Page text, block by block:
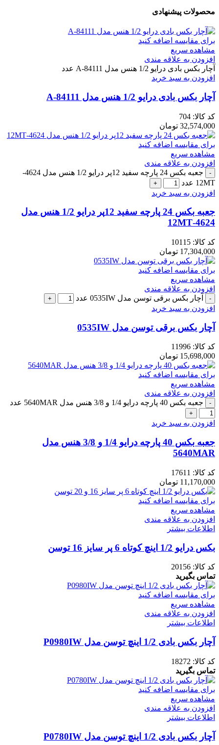
محصولات پیشنهادی
برای مقایسه اضافه کنید
مشاهده سریع
افزودن به علاقه مندی
آچار بکس بادی درایو 1/2 هنس مدل A-84111 عدد
افزودن به سبد خرید
آچار بکس بادی درایو 1/2 هنس مدل A-84111
کد کالا: 704
32,574,000 تومان
برای مقایسه اضافه کنید
مشاهده سریع
افزودن به علاقه مندی
جعبه بکس 24 پارچه سفید 12پر درایو 1/2 هنس مدل 4624-
12MT عدد
افزودن به سبد خرید
جعبه بکس 24 پارچه سفید 12پر درایو 1/2 هنس مدل
4624-12MT
کد کالا: 10115
17,304,000 تومان
برای مقایسه اضافه کنید
مشاهده سریع
افزودن به علاقه مندی
آچار بکس برقی توسن مدل 0535IW عدد
افزودن به سبد خرید
آچار بکس برقی توسن مدل 0535IW
کد کالا: 11996
15,698,000 تومان
برای مقایسه اضافه کنید
مشاهده سریع
افزودن به علاقه مندی
جعبه بکس 40 پارچه درایو 1/4 و 3/8 هنس مدل 5640MAR عدد
افزودن به سبد خرید
جعبه بکس 40 پارچه درایو 1/4 و 3/8 هنس مدل
5640MAR
کد کالا: 17611
11,170,000 تومان
برای مقایسه اضافه کنید
مشاهده سریع
افزودن به علاقه مندی
اطلاعات بیشتر
بکس درایو 1/2 اینچ کوتاه 6 پر سایز 16 توسن
کد کالا: 20156
تماس بگیرید
برای مقایسه اضافه کنید
مشاهده سریع
افزودن به علاقه مندی
اطلاعات بیشتر
آچار بکس بادی 1/2 اینچ توسن مدل P0980IW
کد کالا: 18272
تماس بگیرید
برای مقایسه اضافه کنید
مشاهده سریع
افزودن به علاقه مندی
اطلاعات بیشتر
آچار بکس بادی 1/2 اینچ توسن مدل P0780IW